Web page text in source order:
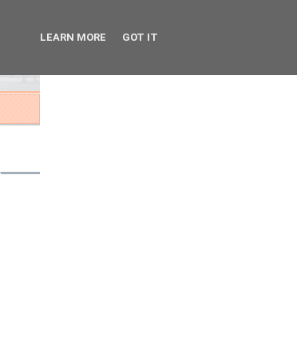
LEARN MORE GOT IT